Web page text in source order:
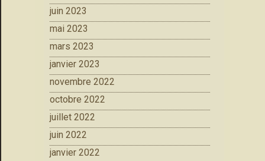
juin 2023
mai 2023
mars 2023
janvier 2023
novembre 2022
octobre 2022
juillet 2022
juin 2022
janvier 2022